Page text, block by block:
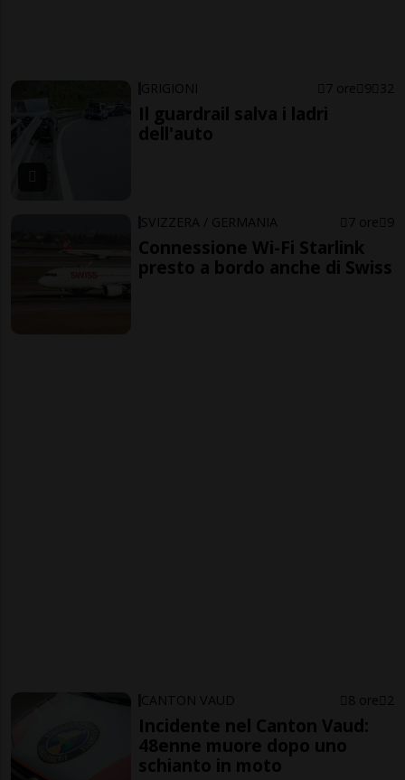
GRIGIONI 7 ore 9 32
Il guardrail salva i ladri
dell'auto
SVIZZERA / GERMANIA 7 ore 9
Connessione Wi-Fi Starlink
presto a bordo anche di Swiss
CANTON VAUD 8 ore 2
Incidente nel Canton Vaud:
48enne muore dopo uno
schianto in moto